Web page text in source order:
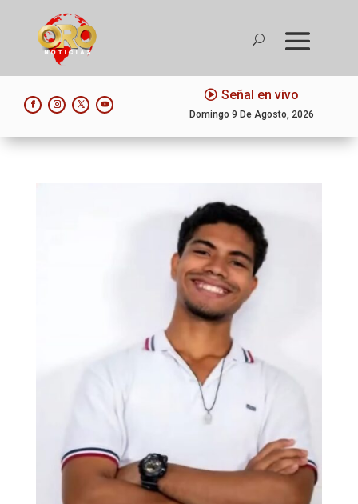
Señal en vivo
Domingo 9 De Agosto, 2026